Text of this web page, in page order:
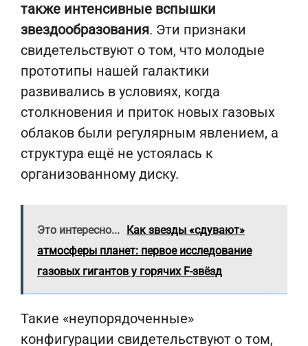
также интенсивные вспышки
звездообразования. Эти признаки
свидетельствуют о том, что молодые
прототипы нашей галактики
развивались в условиях, когда
столкновения и приток новых газовых
облаков были регулярным явлением, а
структура ещё не устоялась к
организованному диску.
Это интересно... Как звезды «сдувают»
атмосферы планет: первое исследование
газовых гигантов у горячих F-звёзд
Такие «неупорядоченные»
конфигурации свидетельствуют о том,